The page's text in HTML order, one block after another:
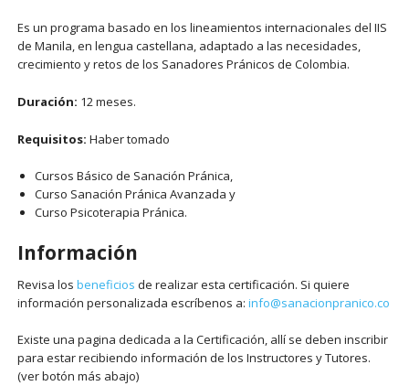
Es un programa basado en los lineamientos internacionales del IIS
de Manila, en lengua castellana, adaptado a las necesidades,
crecimiento y retos de los Sanadores Pránicos de Colombia.
Duración: 12 meses.
Requisitos: Haber tomado
Cursos Básico de Sanación Pránica,
Curso Sanación Pránica Avanzada y
Curso Psicoterapia Pránica.
Información
Revisa los beneficios de realizar esta certificación. Si quiere
información personalizada escríbenos a: info@sanacionpranico.co
Existe una pagina dedicada a la Certificación, allí se deben inscribir
para estar recibiendo información de los Instructores y Tutores.
(ver botón más abajo)